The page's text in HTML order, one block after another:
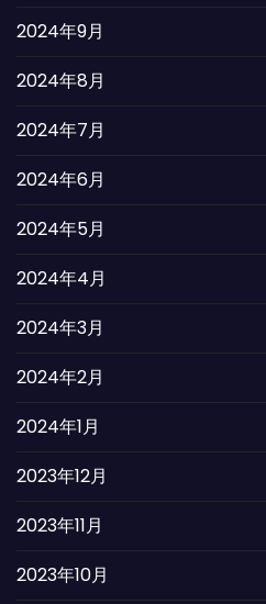
2024年9月
2024年8月
2024年7月
2024年6月
2024年5月
2024年4月
2024年3月
2024年2月
2024年1月
2023年12月
2023年11月
2023年10月